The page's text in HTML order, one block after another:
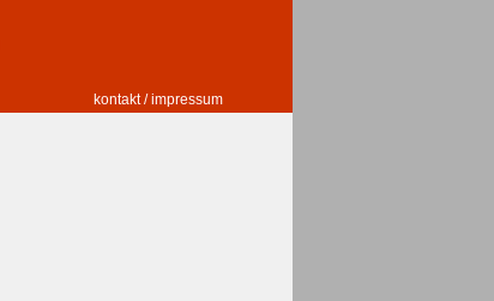
kontakt / impressum